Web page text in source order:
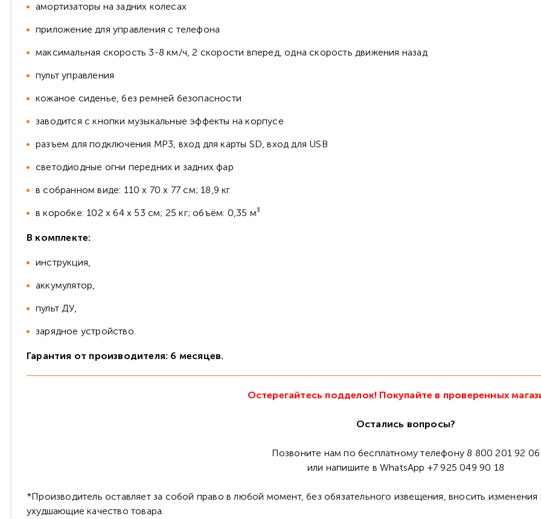
амортизаторы на задних колесах
приложение для управления с телефона
максимальная скорость 3-8 км/ч, 2 скорости вперед, одна скорость движения назад
пульт управления
кожаное сиденье, без ремней безопасности
заводится с кнопки музыкальные эффекты на корпусе
разъем для подключения MP3, вход для карты SD, вход для USB
светодиодные огни передних и задних фар
в собранном виде: 110 х 70 х 77 см; 18,9 кг
в коробке: 102 х 64 х 53 см; 25 кг; объём: 0,35 м³
В комплекте:
инструкция,
аккумулятор,
пульт ДУ,
зарядное устройство.
Гарантия от производителя: 6 месяцев.
Остерегайтесь подделок! Покупайте в проверенных
Остались вопросы?
Позвоните нам по бесплатному телефону 8 800 201 92 06
или напишите в WhatsApp +7 925 049 90 18
*Производитель оставляет за собой право в любой момент, без обязательного извещения, вносить
ухудшающие качество товара.